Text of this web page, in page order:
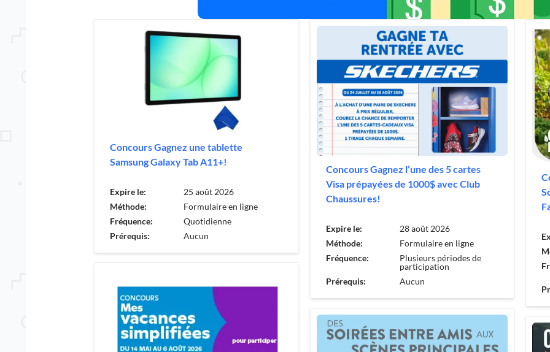
Concours Gagnez une tablette
Samsung Galaxy Tab A11+!
Expire le:
25 août 2026
Méthode:
Formulaire en ligne
Fréquence:
Quotidienne
Prérequis:
Aucun
Concours Gagnez l’une des 5 cartes
Visa prépayées de 1000$ avec Club
Chaussures!
Expire le:
28 août 2026
Méthode:
Formulaire en ligne
Fréquence:
Plusieurs périodes de
participation
Prérequis:
Aucun